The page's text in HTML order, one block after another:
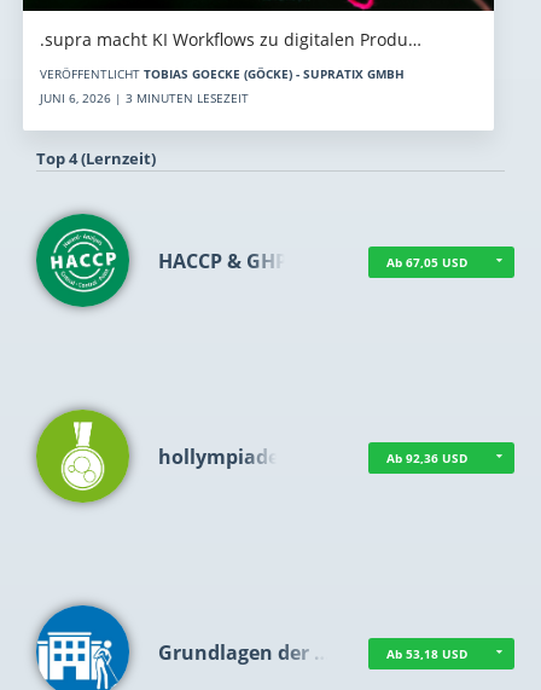
.supra macht KI Workflows zu digitalen Produ…
VERÖFFENTLICHT TOBIAS GOECKE (GÖCKE) - SUPRATIX GMBH
JUNI 6, 2026 | 3 MINUTEN LESEZEIT
Top 4 (Lernzeit)
HACCP & GHP Ab 67,05 USD
hollympiade Ab 92,36 USD
Grundlagen der … Ab 53,18 USD